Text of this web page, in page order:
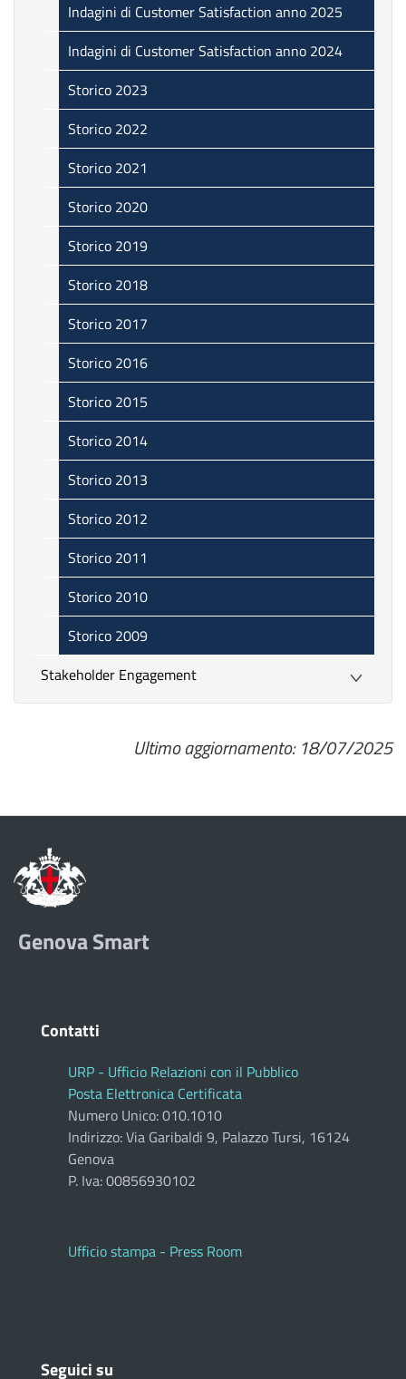
Indagini di Customer Satisfaction anno 2025
Indagini di Customer Satisfaction anno 2024
Storico 2023
Storico 2022
Storico 2021
Storico 2020
Storico 2019
Storico 2018
Storico 2017
Storico 2016
Storico 2015
Storico 2014
Storico 2013
Storico 2012
Storico 2011
Storico 2010
Storico 2009
Stakeholder Engagement
Ultimo aggiornamento: 18/07/2025
Genova Smart
Contatti
URP - Ufficio Relazioni con il Pubblico
Posta Elettronica Certificata
Numero Unico: 010.1010
Indirizzo: Via Garibaldi 9, Palazzo Tursi, 16124
Genova
P. Iva: 00856930102
Ufficio stampa - Press Room
Seguici su